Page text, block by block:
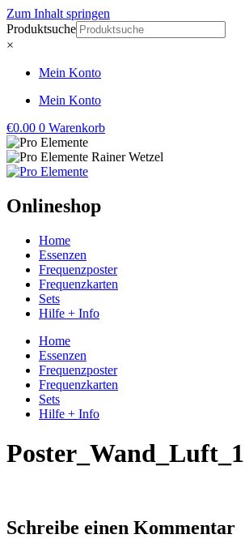
Zum Inhalt springen
Produktsuche
×
Mein Konto
Mein Konto
€0.00 0 Warenkorb
Onlineshop
Home
Essenzen
Frequenzposter
Frequenzkarten
Sets
Hilfe + Info
Home
Essenzen
Frequenzposter
Frequenzkarten
Sets
Hilfe + Info
Poster_Wand_Luft_1
Schreibe einen Kommentar